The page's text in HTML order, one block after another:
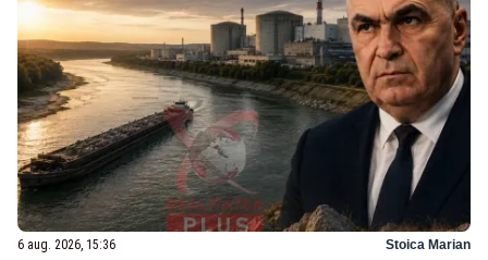
6 aug. 2026, 15:36 Stoica Marian